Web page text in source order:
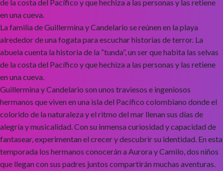
de la costa del Pacífico y que hechiza a las personas y las retiene
en una cueva.
La familia de Guillermina y Candelario se reúnen en la playa
alrededor de una fogata para escuchar historias de terror. La
abuela cuenta la historia de la “tunda”, un ser que habita las selvas
de la costa del Pacífico y que hechiza a las personas y las retiene
en una cueva.
Guillermina y Candelario son unos traviesos e ingeniosos
hermanos que viven en una isla del Pacífico colombiano donde el
colorido de la naturaleza y el ritmo del mar llenan sus días de
alegría y musicalidad. Con su inmensa curiosidad y capacidad de
fantasear, experimentan el crecer y descubrir su identidad. En esta
temporada los hermanos conocerán a Aurora y Camilo, dos niños
que llegan con sus padres juntos compartirán muchas aventuras.